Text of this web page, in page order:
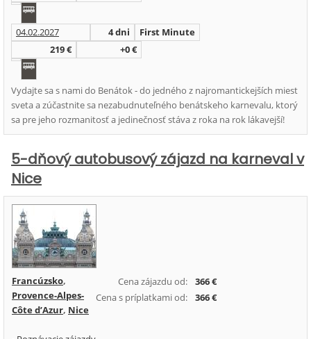
04.02.2027 4 dni
First Minute
219 €
+0 €
Vydajte sa s nami do Benátok - do jedného z najromantickejších miest
sveta a zúčastnite sa nezabudnuteľného benátskeho karnevalu, ktorý
sa pre jeho rozmanitosť a jedinečnosť stáva z roka na rok lákavejší!
5-dňový autobusový zájazd na karneval v
Nice
Cena zájazdu od:
366 €
Cena s príplatkami od:
366 €
Francúzsko,
Provence-Alpes-
Côte d’Azur, Nice